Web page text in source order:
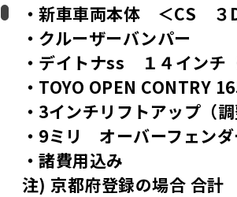
・新車車両本体 ＜CS ３
・クルーザーバンパー
・デイトナss １４インチ
・TOYO OPEN CONTRY
・3インチリフトアップ（調
・9ミリ オーバーフェン
・諸費用込み
注) 京都府登録の場合 合計